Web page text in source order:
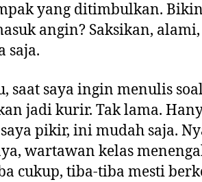
yang ditimbulkan.
angin? Saksikan,
saja.
saat saya ingin menulis
jadi kurir. Tak lama.
pikir, ini mudah saja.
wartawan kelas
cukup, tiba-tiba mesti